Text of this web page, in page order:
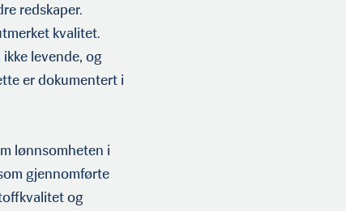
redskaper.
kvalitet.
levende, og
er dokumentert i
lønnsomheten i
gjen­nomførte
og